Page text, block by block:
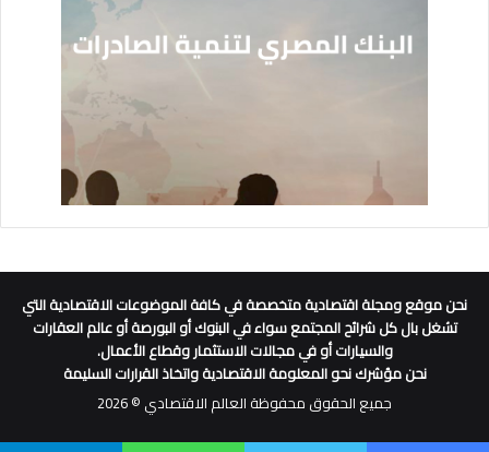
نحن موقع ومجلة اقتصادية متخصصة في كافة الموضوعات الاقتصادية التي
تشغل بال كل شرائح المجتمع سواء في البنوك أو البورصة أو عالم العقارات
والسيارات أو في مجالات الاستثمار وقطاع الأعمال.
نحن مؤشرك نحو المعلومة الاقتصادية واتخاذ القرارات السليمة
جميع الحقوق محفوظة العالم الاقتصادي © 2026